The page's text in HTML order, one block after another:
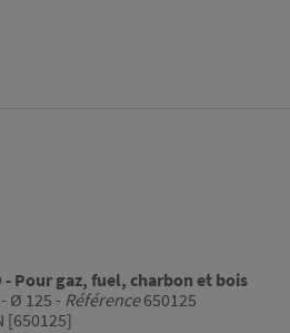
- Pour gaz, fuel, charbon et bois
Ø 125 - Référence650125
[650125]